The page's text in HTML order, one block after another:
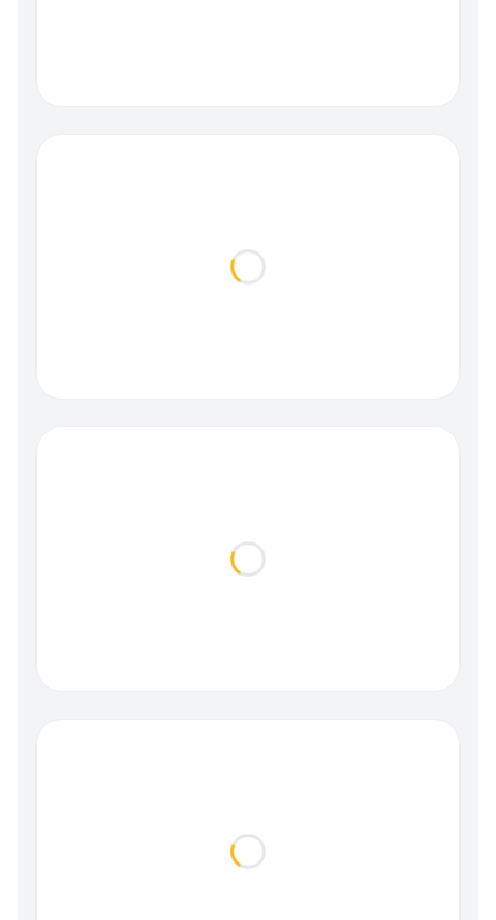
Loading...
Loading...
Loading...